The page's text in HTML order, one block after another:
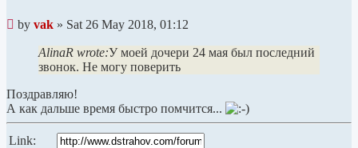
Unread
post
by vak » Sat 26 May 2018, 01:12
AlinaR wrote:У моей дочери 24 мая был последний
звонок. Не могу поверить
Поздравляю!
А как дальше время быстро помчится...
Link: